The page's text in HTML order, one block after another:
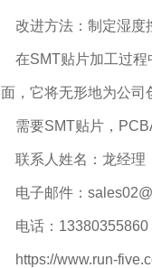
改进方法：制定湿度
在SMT贴片加工过程
面，它将无形地为公司
需要SMT贴片，
联系人姓名：龙经理
电子邮件：
电话：13380355860
https://www.run-